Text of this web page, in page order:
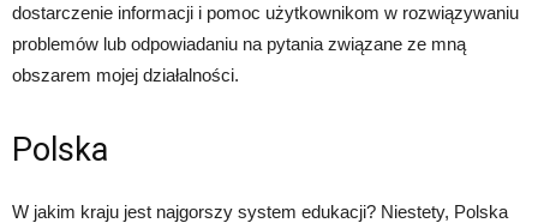
dostarczenie informacji i pomoc użytkownikom w rozwiązywaniu
problemów lub odpowiadaniu na pytania związane ze mną
obszarem mojej działalności.
Polska
W jakim kraju jest najgorszy system edukacji? Niestety, Polska